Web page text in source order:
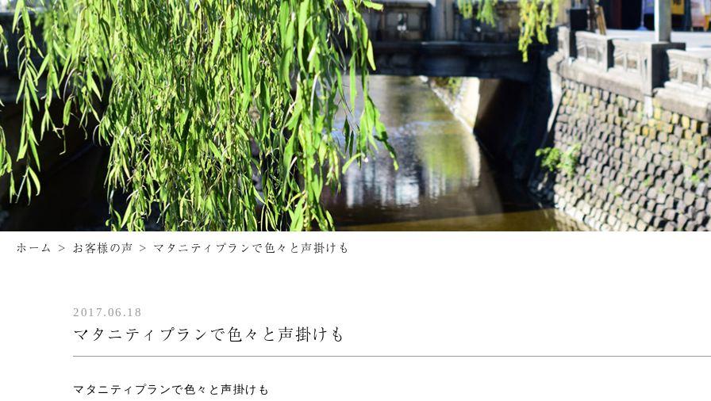
ホーム > お客様の声 > マタニティプランで色々と声掛けも
2017.06.18
マタニティプランで色々と声掛けも
マタニティプランで色々と声掛けも